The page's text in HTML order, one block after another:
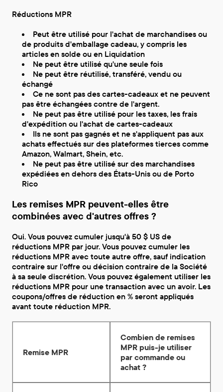
Réductions MPR
Peut être utilisé pour l'achat de marchandises ou
de produits d'emballage cadeau, y compris les
articles en solde ou en Liquidation
Ne peut être utilisé qu'une seule fois
Ne peut être réutilisé, transféré, vendu ou
échangé
Ce ne sont pas des cartes-cadeaux et ne peuvent
pas être échangées contre de l'argent.
Ne peut pas être utilisé pour les taxes, les frais
d'expédition ou l'achat de cartes-cadeaux
Ils ne sont pas gagnés et ne s'appliquent pas aux
achats effectués sur des plateformes tierces comme
Amazon, Walmart, Shein, etc.
Ne peut pas être utilisé sur des marchandises
expédiées en dehors des États-Unis ou de Porto
Rico
Les remises MPR peuvent-elles être
combinées avec d'autres offres ?
Oui. Vous pouvez cumuler jusqu'à 50 $ US de
réductions MPR par jour. Vous pouvez cumuler les
réductions MPR avec toute autre offre, sauf indication
contraire sur l'offre ou décision contraire de la Société
à sa seule discrétion. Vous pouvez également utiliser les
réductions MPR pour une transaction avec un avoir. Les
coupons/offres de réduction en % seront appliqués
avant toute réduction MPR.
Remise MPR
Combien de remises
MPR puis-je utiliser
par commande ou
achat ?